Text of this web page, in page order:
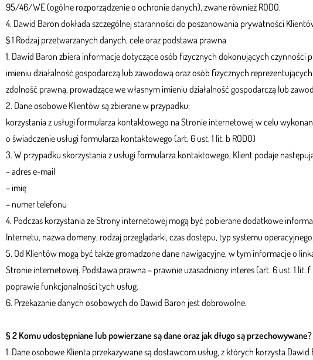
95/46/WE (ogólne rozporządzenie o ochronie danych), zwane również RODO.
4. Dawid Baron dokłada szczególnej staranności do poszanowania prywatności
§ 1 Rodzaj przetwarzanych danych, cele oraz podstawa prawna
1. Dawid Baron zbiera informacje dotyczące osób fizycznych dokonujących
imieniu działalność gospodarczą lub zawodową oraz osób fizycznych
zdolność prawną, prowadzące we własnym imieniu działalność gospodarczą lub
2. Dane osobowe Klientów są zbierane w przypadku:
korzystania z usługi formularza kontaktowego na Stronie internetowej w celu
o świadczenie usługi formularza kontaktowego (art. 6 ust. 1 lit. b RODO)
3. W przypadku skorzystania z usługi formularza kontaktowego, Klient podaje
– adres e-mail
– imię
– numer telefonu
4. Podczas korzystania ze Strony internetowej mogą być pobierane dodatkowe
Internetu, nazwa domeny, rodzaj przeglądarki, czas dostępu, typ systemu operacyjnego.
5. Od Klientów mogą być także gromadzone dane nawigacyjne, w tym informacje o
Stronie internetowej. Podstawa prawna – prawnie uzasadniony interes (art. 6 ust. 1 lit.
poprawie funkcjonalności tych usług.
6. Przekazanie danych osobowych do Dawid Baron jest dobrowolne.
§ 2 Komu udostępniane lub powierzane są dane oraz jak długo są przechowywane?
1. Dane osobowe Klienta przekazywane są dostawcom usług, z których korzysta